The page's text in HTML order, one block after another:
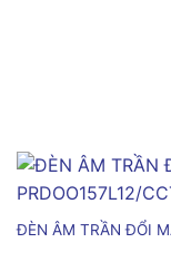
ĐÈN ÂM TRẦN ĐỔI